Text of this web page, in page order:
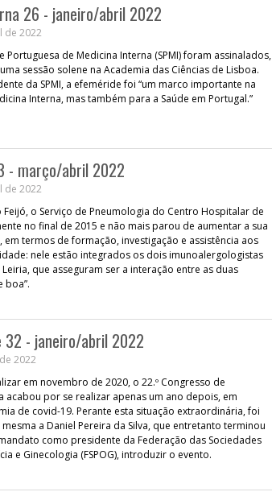
26 - janeiro/abril 2022
de 2022
Portuguesa de Medicina Interna (SPMI) foram assinalados,
sessão solene na Academia das Ciências de Lisboa.
da SPMI, a efeméride foi “um marco importante na
Interna, mas também para a Saúde em Portugal.”
- março/abril 2022
de 2022
Feijó, o Serviço de Pneumologia do Centro Hospitalar de
no final de 2015 e não mais parou de aumentar a sua
termos de formação, investigação e assistência aos
nele estão integrados os dois imunoalergologistas
que asseguram ser a interação entre as duas
boa”.
32 - janeiro/abril 2022
2022
em novembro de 2020, o 22.º Congresso de
acabou por se realizar apenas um ano depois, em
de covid-19. Perante esta situação extraordinária, foi
a Daniel Pereira da Silva, que entretanto terminou
como presidente da Federação das Sociedades
e Ginecologia (FSPOG), introduzir o evento.